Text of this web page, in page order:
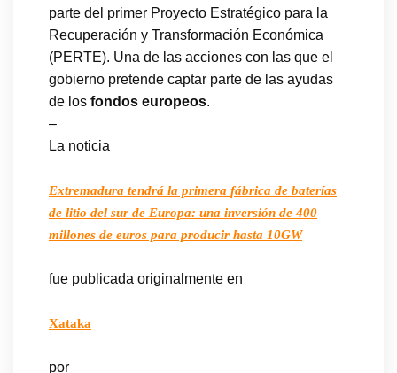
parte del primer Proyecto Estratégico para la
Recuperación y Transformación Económica
(PERTE). Una de las acciones con las que el
gobierno pretende captar parte de las ayudas
de los fondos europeos.
–
La noticia
Extremadura tendrá la primera fábrica de baterías
de litio del sur de Europa: una inversión de 400
millones de euros para producir hasta 10GW
fue publicada originalmente en
Xataka
por